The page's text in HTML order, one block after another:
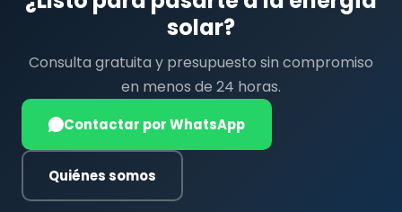
solar?
Consulta gratuita y presupuesto sin compromiso
en menos de 24 horas.
Contactar por WhatsApp
Quiénes somos